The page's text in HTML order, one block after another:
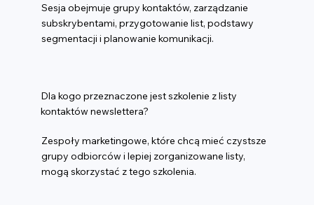
Sesja obejmuje grupy kontaktów, zarządzanie
subskrybentami, przygotowanie list, podstawy
segmentacji i planowanie komunikacji.
Dla kogo przeznaczone jest szkolenie z listy
kontaktów newslettera?
Zespoły marketingowe, które chcą mieć czystsze
grupy odbiorców i lepiej zorganizowane listy,
mogą skorzystać z tego szkolenia.